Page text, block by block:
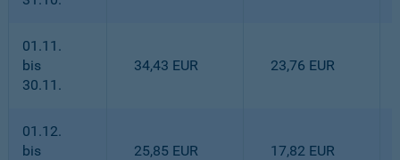
01.11.
bis
30.11.
34,43 EUR 23,76 EUR
01.12.
bis
25,85 EUR 17,82 EUR